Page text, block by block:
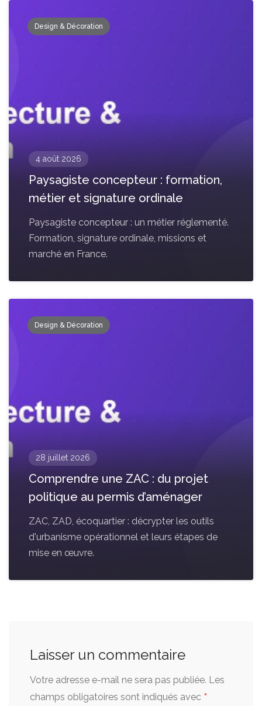
Design & Décoration
4 août 2026
Paysagiste concepteur : formation,
métier et signature ordinale
Paysagiste concepteur : un métier réglementé.
Formation, signature ordinale, missions et
marché en France.
Design & Décoration
28 juillet 2026
Comprendre une ZAC : du projet
politique au permis d’aménager
ZAC, ZAD, écoquartier : décrypter les outils
d'urbanisme opérationnel et leurs étapes de
mise en œuvre.
Laisser un commentaire
Votre adresse e-mail ne sera pas publiée. Les
champs obligatoires sont indiqués avec *